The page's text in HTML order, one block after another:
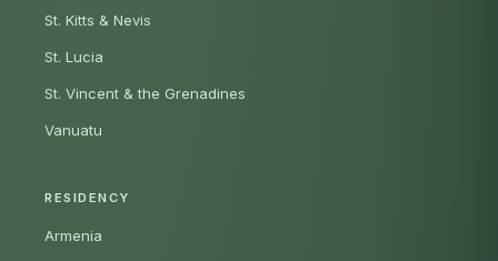
St. Kitts & Nevis
St. Lucia
St. Vincent & the Grenadines
Vanuatu
RESIDENCY
Armenia